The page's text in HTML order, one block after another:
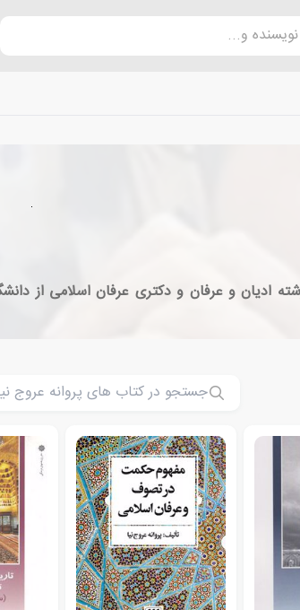
و...
کارشناسی ارشد رشته ادیان و عرفان و دکتری عرفان